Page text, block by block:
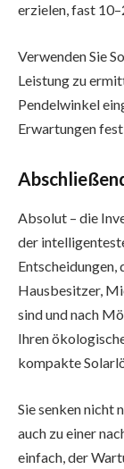
erzielen, fast
Verwenden Sie
Leistung zu
Pendelwinkel
Erwartungen
Absolut – die
der
Entscheidungen,
Hausbesitzer,
sind und nach
Ihren
kompakte
Sie senken nicht
auch zu einer
einfach, der